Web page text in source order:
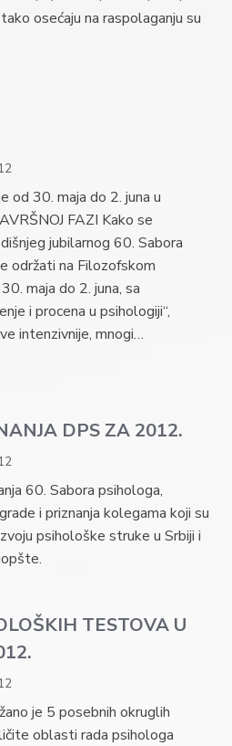
osećaju na raspolaganju su
od 30. maja do 2. juna u
FAZI Kako se
jubilarnog 60. Sabora
održati na Filozofskom
maja do 2. juna, sa
i procena u psihologiji“,
intenzivnije, mnogi…
DPS ZA 2012.
60. Sabora psihologa,
i priznanja kolegama koji su
psihološke struke u Srbiji i
TESTOVA U
je 5 posebnih okruglih
oblasti rada psihologa